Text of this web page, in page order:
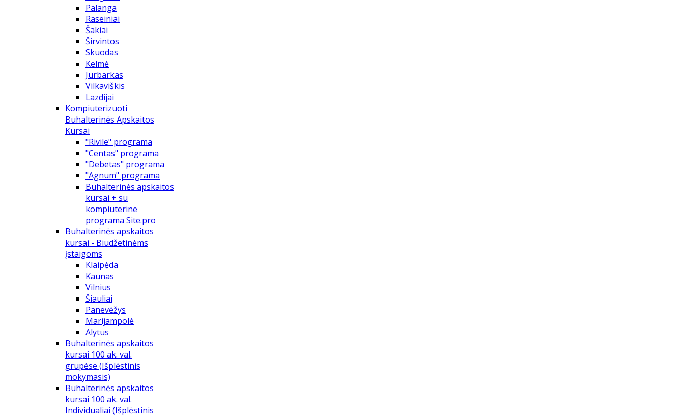
Palanga
Raseiniai
Šakiai
Širvintos
Skuodas
Kelmė
Jurbarkas
Vilkaviškis
Lazdijai
Kompiuterizuoti
Buhalterinės Apskaitos
Kursai
"Rivile" programa
"Centas" programa
"Debetas" programa
"Agnum" programa
Buhalterinės apskaitos
kursai + su
kompiuterine
programa Site.pro
Buhalterinės apskaitos
kursai - Biudžetinėms
įstaigoms
Klaipėda
Kaunas
Vilnius
Šiauliai
Panevėžys
Marijampolė
Alytus
Buhalterinės apskaitos
kursai 100 ak. val.
grupėse (Išplėstinis
mokymasis)
Buhalterinės apskaitos
kursai 100 ak. val.
Individualiai (Išplėstinis